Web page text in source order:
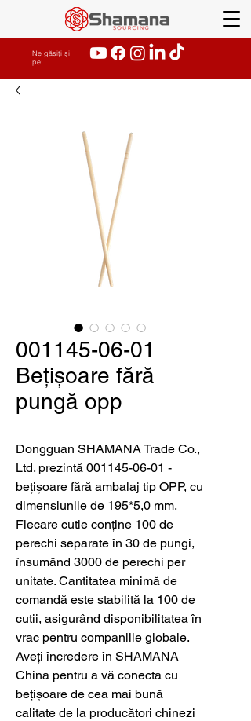
Ne găsiți și
pe:
001145-06-01
Bețișoare fără
pungă opp
Dongguan SHAMANA Trade Co.,
Ltd. prezintă 001145-06-01 -
bețișoare fără ambalaj tip OPP, cu
dimensiunile de 195*5,0 mm.
Fiecare cutie conține 100 de
perechi separate în 30 de pungi,
însumând 3000 de perechi per
unitate. Cantitatea minimă de
comandă este stabilită la 100 de
cutii, asigurând disponibilitatea în
vrac pentru companiile globale.
Aveți încredere în SHAMANA
China pentru a vă conecta cu
bețișoare de cea mai bună
calitate de la producători chinezi